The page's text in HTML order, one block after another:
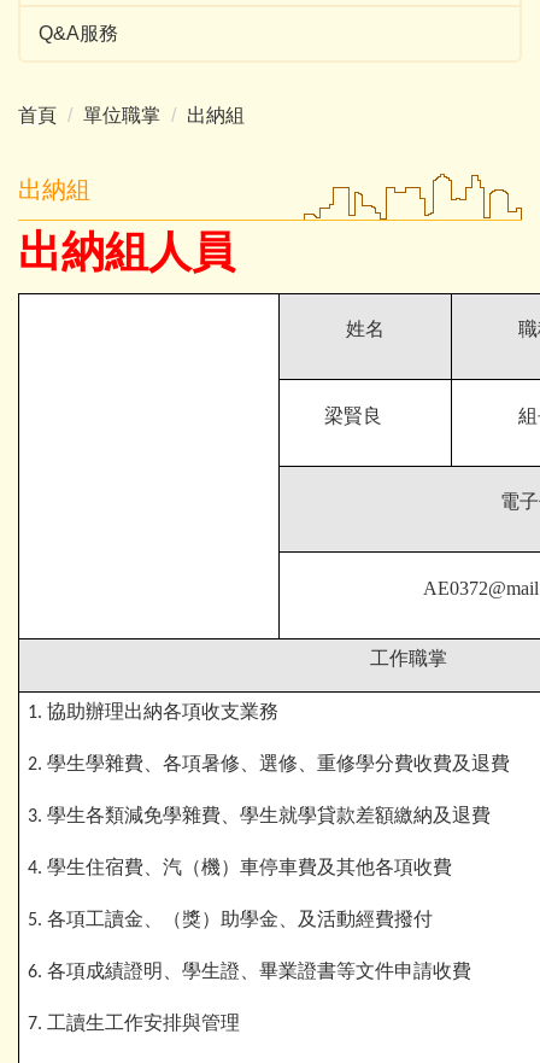
Q&A服務
首頁 單位職掌 出納組
出納組
出納組人員
姓名
梁賢良
電
工作職掌
1. 協助辦理出納各項收支業務
2. 學生學雜費、各項暑修、選修、重修學分費收費及退費
3. 學生各類減免學雜費、學生就學貸款差額繳納及退費
4. 學生住宿費、汽（機）車停車費及其他各項收費
5. 各項工讀金、（獎）助學金、及活動經費撥付
6. 各項成績證明、學生證、畢業證書等文件申請收費
7. 工讀生工作安排與管理